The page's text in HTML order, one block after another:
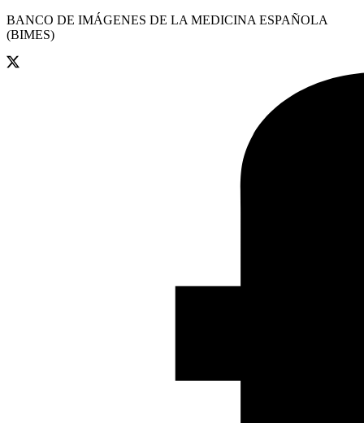
BANCO DE IMÁGENES DE LA MEDICINA ESPAÑOLA
(BIMES)